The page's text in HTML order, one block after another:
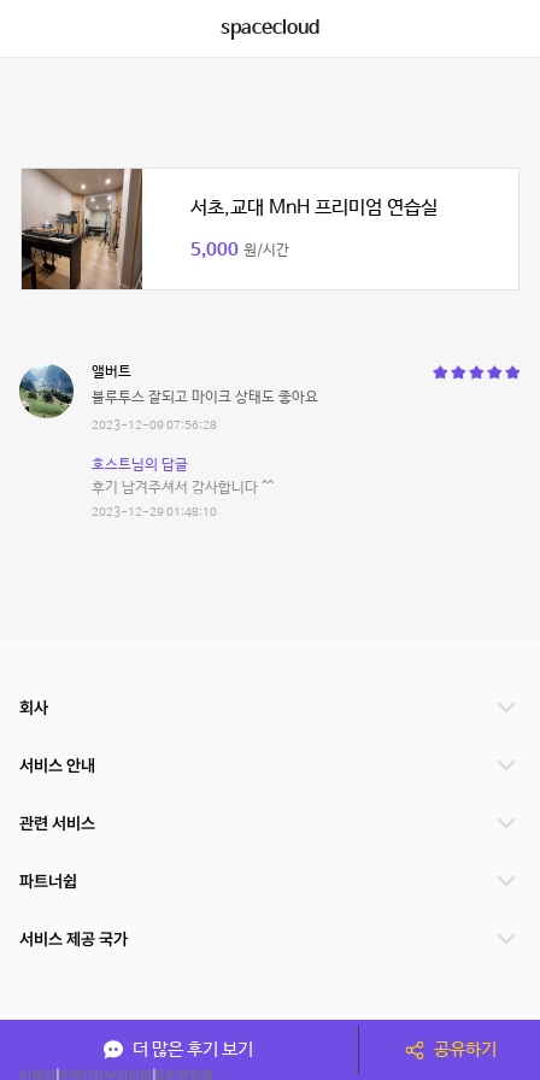
spacecloud
서초,교대 MnH 프리미엄 연습실
5,000 원/시간
앨버트
블루투스 잘되고 마이크 상태도 좋아요
2023-12-09 07:56:28
호스트님의 답글
후기 남겨주셔서 감사합니다 ^^
2023-12-29 01:48:10
더 많은 후기 보기 공유하기
회사
서비스 안내
관련 서비스
파트너쉽
서비스 제공 국가
이용약관개인정보처리방침운영정책